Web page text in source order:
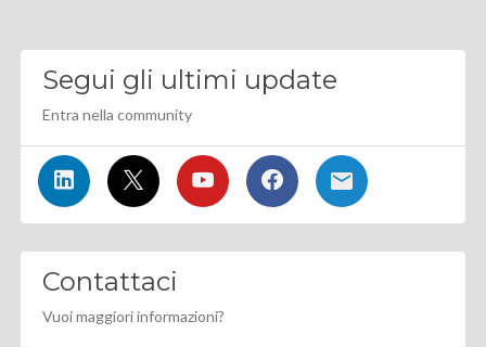
Segui gli ultimi update
Entra nella community
Contattaci
Vuoi maggiori informazioni?